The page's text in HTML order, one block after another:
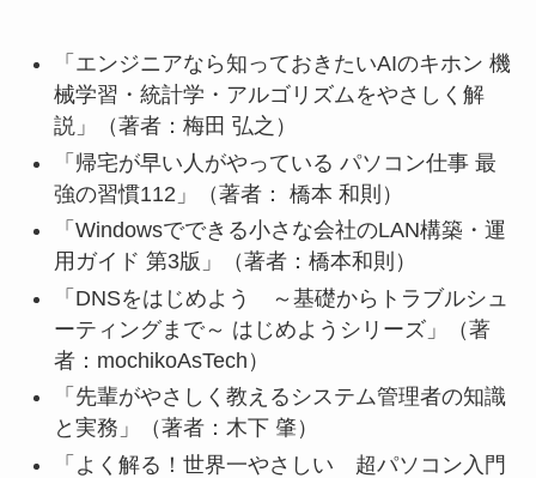
「エンジニアなら知っておきたいAIのキホン 機
械学習・統計学・アルゴリズムをやさしく解
説」（著者：梅田 弘之）
「帰宅が早い人がやっている パソコン仕事 最
強の習慣112」（著者： 橋本 和則）
「Windowsでできる小さな会社のLAN構築・運
用ガイド 第3版」（著者：橋本和則）
「DNSをはじめよう ～基礎からトラブルシュ
ーティングまで～ はじめようシリーズ」（著
者：mochikoAsTech）
「先輩がやさしく教えるシステム管理者の知識
と実務」（著者：木下 肇）
「よく解る！世界一やさしい 超パソコン入門